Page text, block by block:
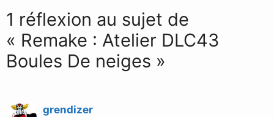
1 réflexion au sujet de
« Remake : Atelier DLC43
Boules De neiges »
grendizer